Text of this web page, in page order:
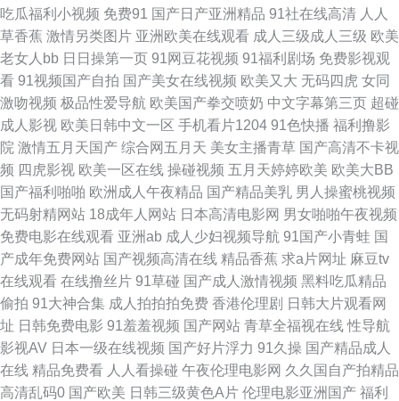
日韩 久久青草av 熟女色片 大香蕉55 色色97 国产自拍插少妇视频二 后入色
站 久久黄色精品精品毛片 国产久久婷婷嫩草精品 蜜臀ab 国产精品国产精国
产 国产美女在线免费观看 人人变态另类av 九色91porn 国产精品久久不能
97欧美资源 老湿机免费观看福利 国产日韩精品久久 欧美成人在线一区 超碰
人人色人人色 草莓视频在线播放 后入丝袜在线观看 天天干天天艹 av久久精
品 韩日成人免费视频 日本不卡1区 午夜欧美精品久久 综合网色猫黄色 少妇
愉情理伦片BD 日韩一级视频网站 日韩一级片VV AV电影网址在线 国产精品
视频 福利社导航入口 久久只精国产三级 www瑟瑟com 白丝自慰潮睡91 欧美
第四页 青草青在线视频 久久思思热精品 91精品网站免费 另类天堂 亚洲AV
吃瓜福利小视频 免费91 国产日产亚洲精品 91社在线高清 人人
草香蕉 激情另类图片 亚洲欧美在线观看 成人三级成人三级 欧美
老女人bb 日日操第一页 91网豆花视频 91福利剧场 免费影视观
看 91视频国产自拍 国产美女在线视频 欧美又大 无码四虎 女同
激吻视频 极品性爱导航 欧美国产拳交喷奶 中文字幕第三页 超碰
成人影视 欧美日韩中文一区 手机看片1204 91色快播 福利撸影
院 激情五月天国产 综合网五月天 美女主播青草 国产高清不卡视
频 四虎影视 欧美一区在线 操碰视频 五月天婷婷欧美 欧美大BB
国产福利啪啪 欧洲成人午夜精品 国产精品美乳 男人操蜜桃视频
无码射精网站 18成年人网站 日本高清电影网 男女啪啪午夜视频
免费电影在线观看 亚洲ab 成人少妇视频导航 91国产小青蛙 国
产成年免费网站 国产视频高清在线 精品香蕉 求a片网址 麻豆tv
在线观看 在线撸丝片 91草碰 国产成人激情视频 黑料吃瓜精品
偷拍 91大神合集 成人拍拍拍免费 香港伦理剧 日韩大片观看网
址 日韩免费电影 91羞羞视频 国产网站 青草全福视在线 性导航
影视AV 日本一级在线视频 国产好片浮力 91久操 国产精品成人
在线 精品免费看 人人看操碰 午夜伦理电影网 久久国自产拍精品
高清乱码0 国产欧美 日韩三级黄色A片 伦理电影亚洲国产 福利